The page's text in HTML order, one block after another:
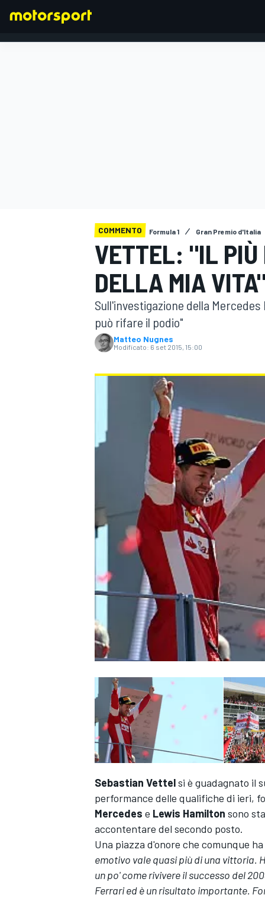
MOTOGP WEC
MONOPOSTO
COMMENTO Formula 1 Gran Premio d'Italia
VETTEL: "IL PIÙ
DELLA MIA VITA"
Sull'investigazione della
può rifare il podio"
Matteo Nugnes
Modificato: 6 set 2015, 15:00
Sebastian Vettelsi è guadagnato il
performance delle qualifiche di ieri,
Mercedes e Lewis Hamilton sono
accontentare del secondo posto.
Una piazza d'onore che comunque
emotivo vale quasi più di una vittoria.
un po' come rivivere il successo del
Ferrari ed è un risultato importante.